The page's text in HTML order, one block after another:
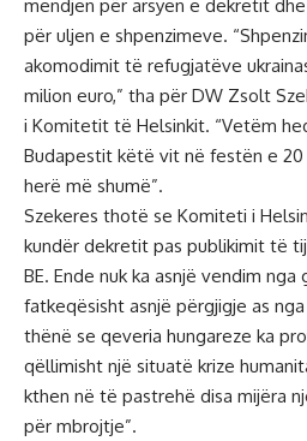
mendjen për arsyen e dekretit
për uljen e shpenzimeve.
akomodimit të refugjatëve
milion euro,” tha për DW Zsolt
i Komitetit të Helsinkit. “Vetëm
Budapestit këtë vit në festën e
herë më shumë”.
Szekeres thotë se Komiteti i
kundër dekretit pas publikimit të
BE. Ende nuk ka asnjë vendim
fatkeqësisht asnjë përgjigje as
thënë se qeveria hungareze ka
qëllimisht një situatë krize
kthen në të pastrehë disa mijëra
për mbrojtje”.